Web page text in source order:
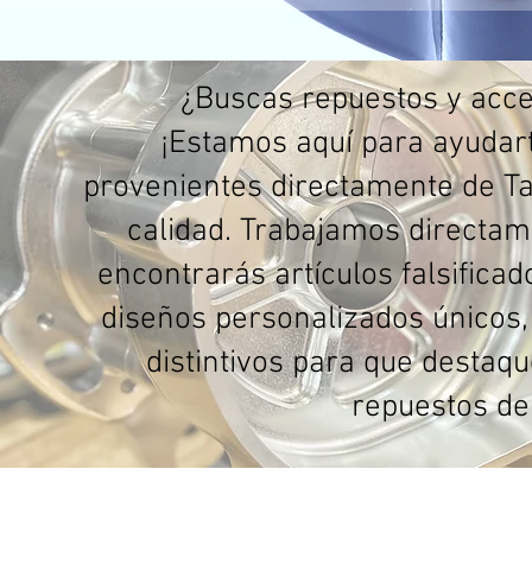
¿Buscas repuestos y
¡Estamos aquí para
provenientes directamente de
calidad. Trabajamos
encontrarás artículos
diseños personalizados
distintivos para que
repuestos